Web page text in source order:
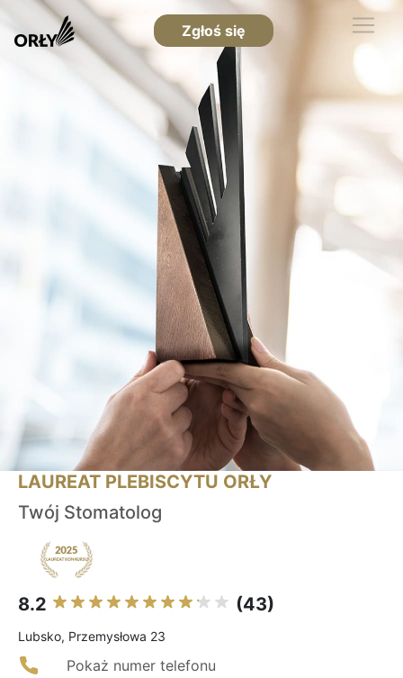
Zgłoś się
LAUREAT PLEBISCYTU ORŁY
Twój Stomatolog
8.2 (43)
Lubsko, Przemysłowa 23
Pokaż numer telefonu